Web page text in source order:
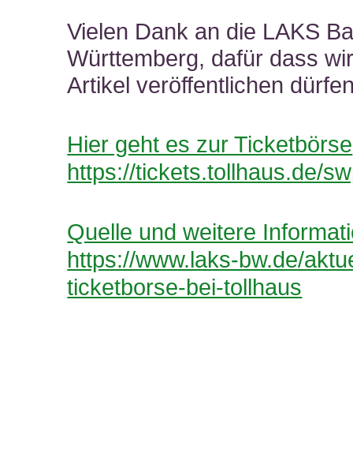
Vielen Dank an die LAKS
Württemberg, dafür dass
Artikel veröffentlichen
Hier geht es zur Ticketbörse
https://tickets.tollhaus.de/
Quelle und weitere
https://www.laks-bw.de/
ticketborse-bei-tollhaus